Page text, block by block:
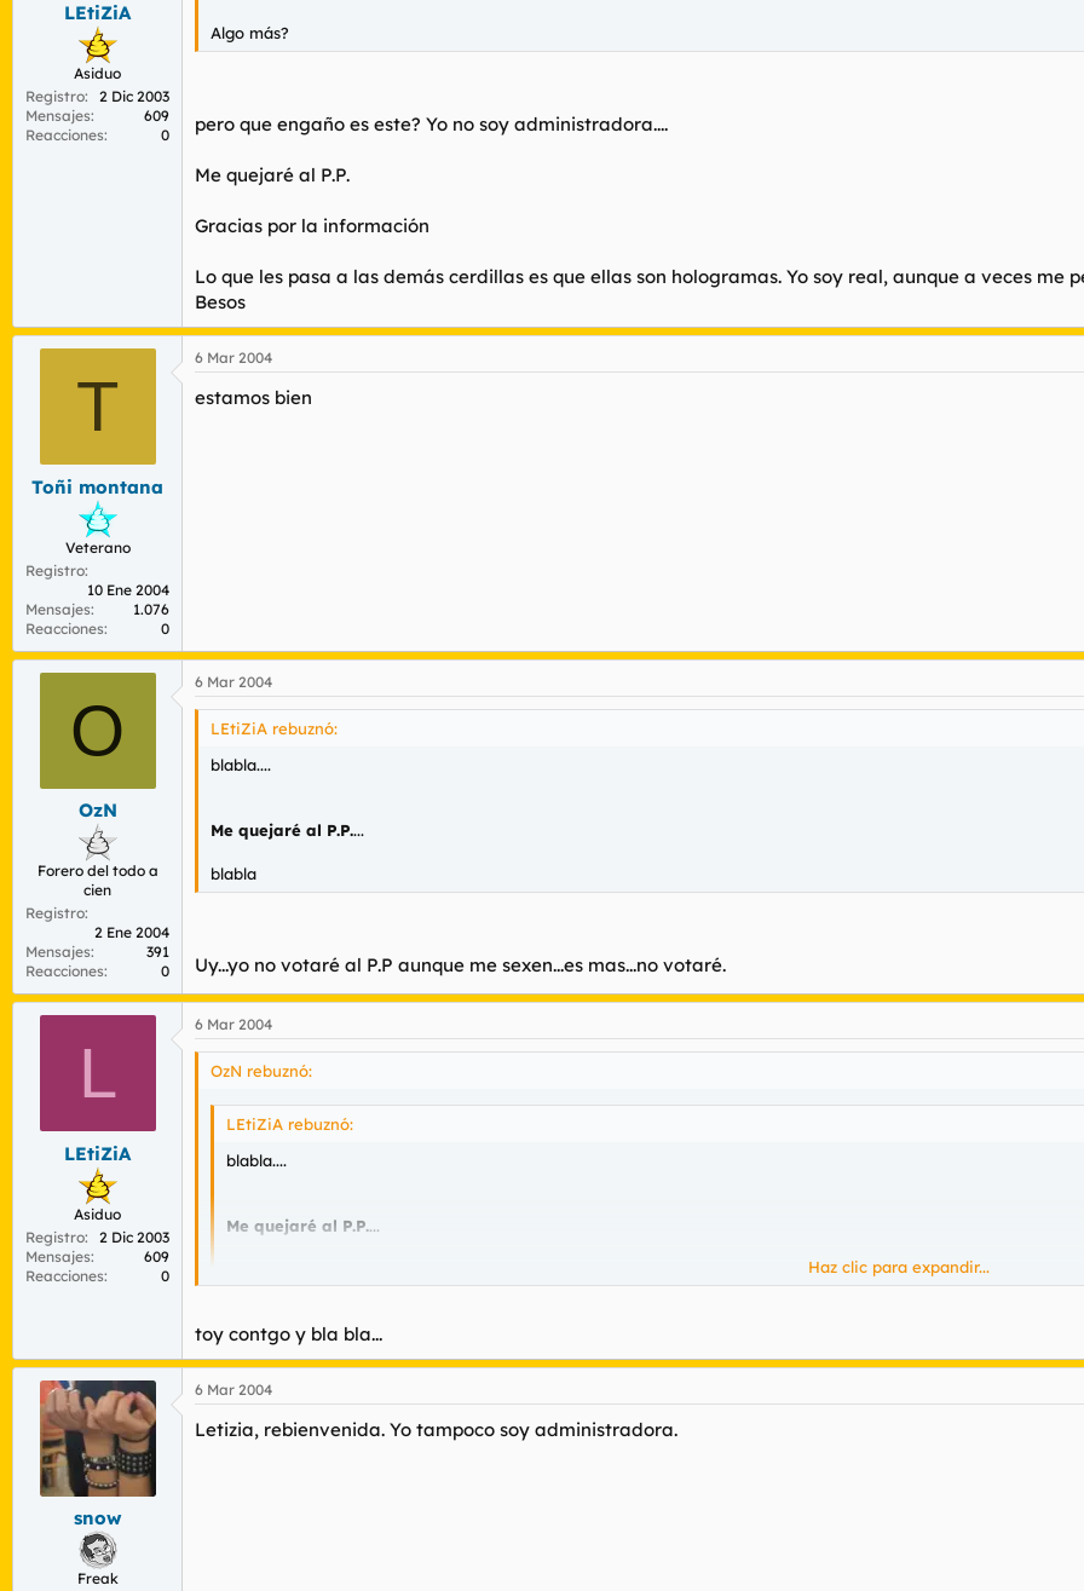
LEtiZiA
Asiduo
Registro
2 Dic 2003
Mensajes
609
Reacciones
0
Algo más?
pero que engaño es este? Yo no soy administradora....
Me quejaré al P.P.
Gracias por la información
Lo que les pasa a las demás cerdillas es que ellas son hologramas. Yo soy real, aunque a veces me
Besos
T
Toñi montana
Veterano
Registro
10 Ene 2004
Mensajes
1.076
Reacciones
0
6 Mar 2004
estamos bien
O
OzN
Forero del todo a
cien
Registro
2 Ene 2004
Mensajes
391
Reacciones
0
6 Mar 2004
LEtiZiA rebuznó:
blabla....
Me quejaré al P.P....
blabla
Uy...yo no votaré al P.P aunque me sexen...es mas...no votaré.
L
LEtiZiA
Asiduo
Registro
2 Dic 2003
Mensajes
609
Reacciones
0
6 Mar 2004
OzN rebuznó:
LEtiZiA rebuznó:
blabla....
Me quejaré al P.P....
Haz clic para expandir...
Uy...yo no votaré al P.P aunque me sexen...es mas...no votaré.
Haz clic para expandir...
toy contgo y bla bla...
snow
Freak
6 Mar 2004
Letizia, rebienvenida. Yo tampoco soy administradora.